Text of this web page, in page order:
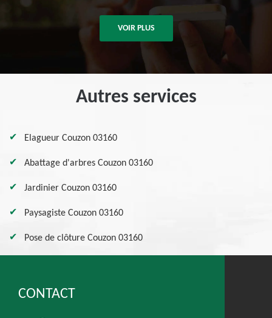
VOIR PLUS
Autres services
Elagueur Couzon 03160
Abattage d'arbres Couzon 03160
Jardinier Couzon 03160
Paysagiste Couzon 03160
Pose de clôture Couzon 03160
CONTACT